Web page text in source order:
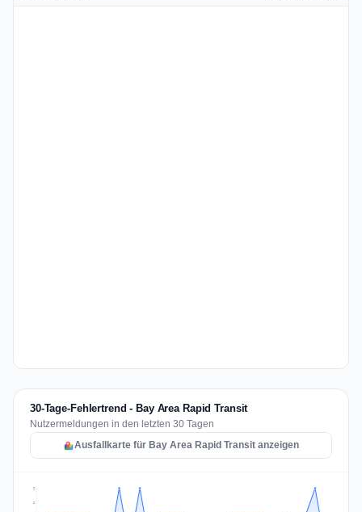
30-Tage-Fehlertrend - Bay Area Rapid Transit
Nutzermeldungen in den letzten 30 Tagen
Ausfallkarte für Bay Area Rapid Transit anzeigen
2
2